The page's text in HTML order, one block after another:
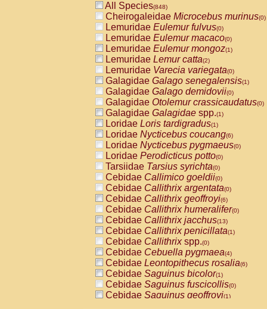
All Species(848)
Cheirogaleidae Microcebus murinus(0)
Lemuridae Eulemur fulvus(0)
Lemuridae Eulemur macaco(0)
Lemuridae Eulemur mongoz(1)
Lemuridae Lemur catta(2)
Lemuridae Varecia variegata(0)
Galagidae Galago senegalensis(1)
Galagidae Galago demidovii(0)
Galagidae Otolemur crassicaudatus(0)
Galagidae Galagidae spp.(1)
Loridae Loris tardigradus(1)
Loridae Nycticebus coucang(6)
Loridae Nycticebus pygmaeus(0)
Loridae Perodicticus potto(0)
Tarsiidae Tarsius syrichta(0)
Cebidae Callimico goeldii(0)
Cebidae Callithrix argentata(0)
Cebidae Callithrix geoffroyi(6)
Cebidae Callithrix humeralifer(0)
Cebidae Callithrix jacchus(13)
Cebidae Callithrix penicillata(1)
Cebidae Callithrixspp.(0)
Cebidae Cebuella pygmaea(4)
Cebidae Leontopithecus rosalia(6)
Cebidae Saguinus bicolor(1)
Cebidae Saguinus fuscicollis(0)
Cebidae Saguinus geoffroyi(1)